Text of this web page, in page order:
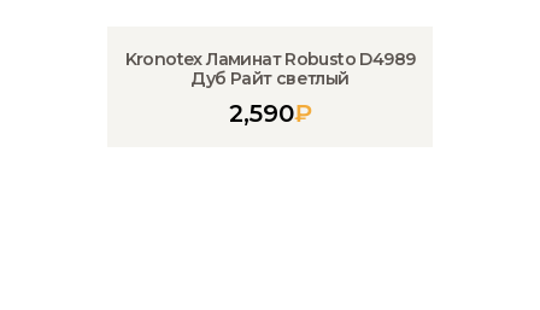
Kronotex Ламинат Robusto D4989
Дуб Райт светлый
2,590₽